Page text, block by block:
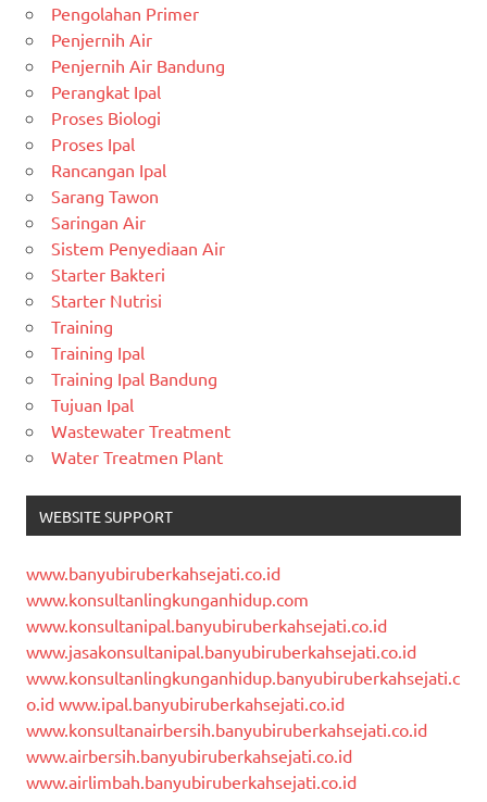
Pengolahan Primer
Penjernih Air
Penjernih Air Bandung
Perangkat Ipal
Proses Biologi
Proses Ipal
Rancangan Ipal
Sarang Tawon
Saringan Air
Sistem Penyediaan Air
Starter Bakteri
Starter Nutrisi
Training
Training Ipal
Training Ipal Bandung
Tujuan Ipal
Wastewater Treatment
Water Treatmen Plant
WEBSITE SUPPORT
www.banyubiruberkahsejati.co.id
www.konsultanlingkunganhidup.com
www.konsultanipal.banyubiruberkahsejati.co.id
www.jasakonsultanipal.banyubiruberkahsejati.co.id
www.konsultanlingkunganhidup.banyubiruberkahsejati.c
o.id www.ipal.banyubiruberkahsejati.co.id
www.konsultanairbersih.banyubiruberkahsejati.co.id
www.airbersih.banyubiruberkahsejati.co.id
www.airlimbah.banyubiruberkahsejati.co.id